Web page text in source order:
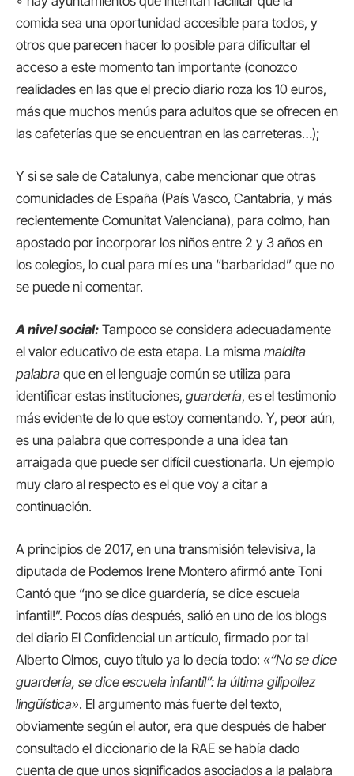
comida sea una oportunidad accesible para todos, y
otros que parecen hacer lo posible para dificultar el
acceso a este momento tan importante (conozco
realidades en las que el precio diario roza los 10 euros,
más que muchos menús para adultos que se ofrecen en
las cafeterías que se encuentran en las carreteras…);
Y si se sale de Catalunya, cabe mencionar que otras
comunidades de España (País Vasco, Cantabria, y más
recientemente Comunitat Valenciana), para colmo, han
apostado por incorporar los niños entre 2 y 3 años en
los colegios, lo cual para mí es una “barbaridad” que no
se puede ni comentar.
A nivel social: Tampoco se considera adecuadamente
el valor educativo de esta etapa. La misma maldita
palabra que en el lenguaje común se utiliza para
identificar estas instituciones, guardería, es el testimonio
más evidente de lo que estoy comentando. Y, peor aún,
es una palabra que corresponde a una idea tan
arraigada que puede ser difícil cuestionarla. Un ejemplo
muy claro al respecto es el que voy a citar a
continuación.
A principios de 2017, en una transmisión televisiva, la
diputada de Podemos Irene Montero afirmó ante Toni
Cantó que “¡no se dice guardería, se dice escuela
infantil!”. Pocos días después, salió en uno de los blogs
del diario El Confidencial un artículo, firmado por tal
Alberto Olmos, cuyo título ya lo decía todo: «“No se dice
guardería, se dice escuela infantil”: la última gilipollez
lingüística». El argumento más fuerte del texto,
obviamente según el autor, era que después de haber
consultado el diccionario de la RAE se había dado
cuenta de que unos significados asociados a la palabra